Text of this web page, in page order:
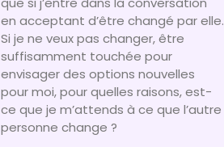
en acceptant d’être changé par elle.
Si je ne veux pas changer, être
suffisamment touchée pour
envisager des options nouvelles
pour moi, pour quelles raisons, est-
ce que je m’attends à ce que l’autre
personne change ?